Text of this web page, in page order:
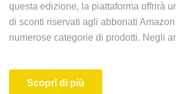
questa edizione, la piattaforma offrirà
di sconti riservati agli abbonati
numerose categorie di prodotti. Negli
Scopri di più